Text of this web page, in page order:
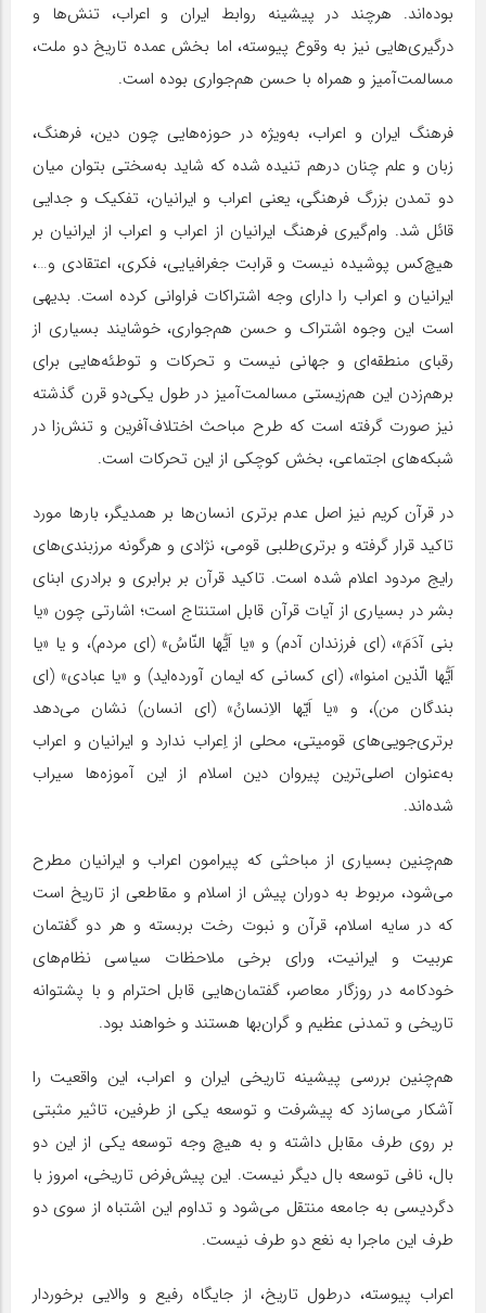
بوده‌اند. هرچند در پیشینه روابط ایران و اعراب، تنش‌ها و
درگیری‌هایی نیز به وقوع پیوسته، اما بخش عمده تاریخ دو ملت،
مسالمت‌آمیز و همراه با حسن هم‌جواری بوده است.
فرهنگ ایران و اعراب، به‌ویژه در حوزه‌هایی چون دین، فرهنگ،
زبان و علم چنان درهم تنیده شده که شاید به‌سختی بتوان میان
دو تمدن بزرگ فرهنگی، یعنی اعراب و ایرانیان، تفکیک و جدایی
قائل شد. وام‌گیری فرهنگ ایرانیان از اعراب و اعراب از ایرانیان بر
هیچ‌کس پوشیده نیست و قرابت جغرافیایی، فکری، اعتقادی و…،
ایرانیان و اعراب را دارای وجه اشتراکات فراوانی کرده است. بدیهی
است این وجوه اشتراک و حسن هم‌جواری، خوشایند بسیاری از
رقبای منطقه‌ای و جهانی نیست و تحرکات و توطئه‌هایی برای
برهم‌زدن این هم‌زیستی مسالمت‌آمیز در طول یکی‌دو قرن گذشته
نیز صورت گرفته است که طرح مباحث اختلاف‌آفرین و تنش‌زا در
شبکه‌های اجتماعی، بخش کوچکی از این تحرکات است.
در قرآن کریم نیز اصل عدم برتری انسان‌ها بر همدیگر، بارها مورد
تاکید قرار گرفته و برتری‌طلبی قومی، نژادی و هرگونه مرزبندی‌های
رایج مردود اعلام شده است. تاکید قرآن بر برابری و برادری ابنای
بشر در بسیاری از آیات قرآن قابل استنتاج است؛ اشارتی چون «یا
بنى آدَمَ»، (اى فرزندان آدم) و «یا اَیُّها النّاسُ» (اى مردم)، و یا «یا
اَیُّها الّذین امنوا»، (اى کسانى که ایمان آورده‌اید) و «یا عبادى» (اى
بندگان من)، و «یا اَیّها الاِنسانُ» (اى انسان) نشان می‌دهد
برتری‌جویی‌های قومیتی، محلی از اِعراب ندارد و ایرانیان و اعراب
به‌عنوان اصلی‌ترین پیروان دین اسلام از این آموزه‌ها سیراب
شده‌اند.
هم‌چنین بسیاری از مباحثی که پیرامون اعراب و ایرانیان مطرح
می‌شود، مربوط به دوران پیش از اسلام و مقاطعی از تاریخ است
که در سایه اسلام، قرآن و نبوت رخت بربسته و هر دو گفتمان
عربیت و ایرانیت، ورای برخی ملاحظات سیاسی نظام‌های
خودکامه در روزگار معاصر، گفتمان‌هایی قابل احترام و با پشتوانه
تاریخی و تمدنی عظیم و گران‌بها هستند و خواهند بود.
هم‌چنین بررسی پیشینه تاریخی ایران و اعراب، این واقعیت را
آشکار می‌سازد که پیشرفت و توسعه یکی از طرفین، تاثیر مثبتی
بر روی طرف مقابل داشته و به هیچ وجه توسعه یکی از این دو
بال، نافی توسعه بال دیگر نیست. این پیش‌فرض تاریخی، امروز با
دگردیسی به جامعه منتقل می‌شود و تداوم این اشتباه از سوی دو
طرف این ماجرا به نغع دو طرف نیست.
اعراب پیوسته، درطول تاریخ، از جایگاه رفیع و والایی برخوردار